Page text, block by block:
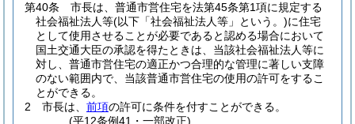
第40条
市長は、普通市営住宅を法第45条第1項に規定する
社会福祉法人等(以下「社会福祉法人等」という。)に住宅
として使用させることが必要であると認める場合において
国土交通大臣の承認を得たときは、当該社会福祉法人等に
対し、普通市営住宅の適正かつ合理的な管理に著しい支障
のない範囲内で、当該普通市営住宅の使用の許可をするこ
とができる。
2
市長は、 前項の許可に条件を付すことができる。
(平12条例41・一部改正)